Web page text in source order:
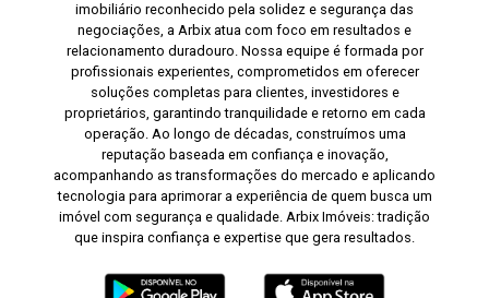
imobiliário reconhecido pela solidez e segurança das
negociações, a Arbix atua com foco em resultados e
relacionamento duradouro. Nossa equipe é formada por
profissionais experientes, comprometidos em oferecer
soluções completas para clientes, investidores e
proprietários, garantindo tranquilidade e retorno em cada
operação. Ao longo de décadas, construímos uma
reputação baseada em confiança e inovação,
acompanhando as transformações do mercado e aplicando
tecnologia para aprimorar a experiência de quem busca um
imóvel com segurança e qualidade. Arbix Imóveis: tradição
que inspira confiança e expertise que gera resultados.